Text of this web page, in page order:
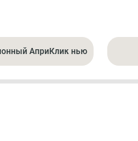
АприКлик нью